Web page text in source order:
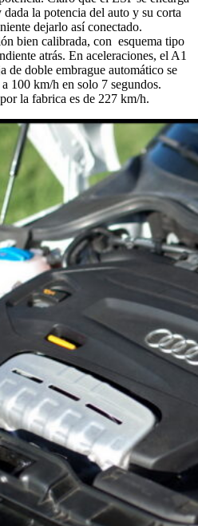
la potencia del auto y su corta
dejarlo así conectado.
bien calibrada, con esquema tipo
atrás. En aceleraciones, el A1
de doble embrague automático se
100 km/h en solo 7 segundos.
la fabrica es de 227 km/h.